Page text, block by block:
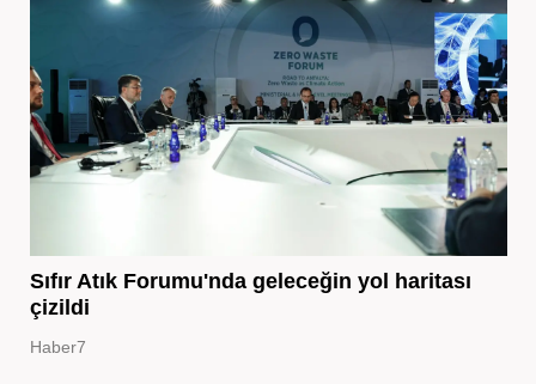
Sıfır Atık Forumu'nda geleceğin yol haritası
çizildi
Haber7